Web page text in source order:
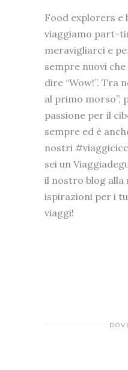
Food explorers e
viaggiamo part-
meravigliarci e
sempre nuovi
dire “Wow!”. Tra
al primo morso”,
passione per il
sempre ed è
nostri
sei un
il nostro blog alla
ispirazioni per i
viaggi!